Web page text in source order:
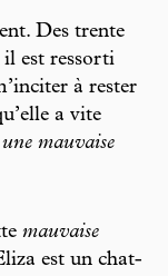
Des trente
il est ressorti
à rester
a vite
mauvaise
mauvaise
est un chat-